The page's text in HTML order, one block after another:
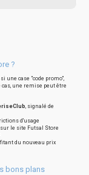
?
une case "code promo",
cas, une remise peut être
, signalé de
d'usage
le site Futsal Store
du nouveau prix
bons plans